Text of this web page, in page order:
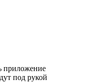
приложение
под рукой